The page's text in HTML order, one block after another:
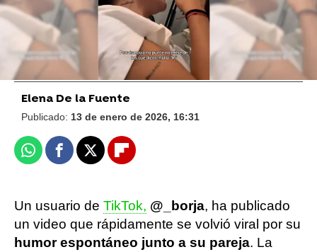
Elena De la Fuente
Publicado: 13 de enero de 2026, 16:31
WhatsappFacebook
X Flipboard
Un usuario de TikTok, @_borja, ha publicado
un video que rápidamente se volvió viral por su
humor espontáneo junto a su pareja. La